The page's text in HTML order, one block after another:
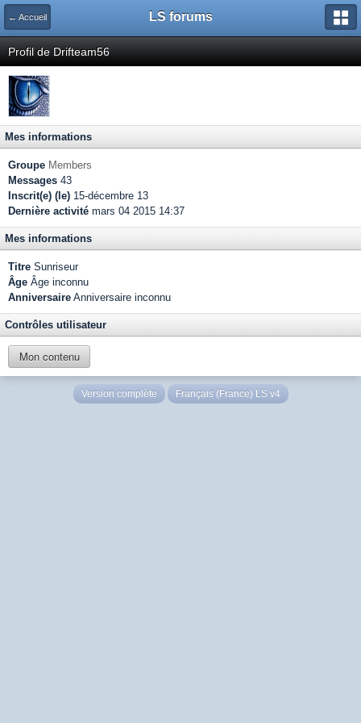
← Accueil LS forums
Profil de Drifteam56
Mes informations
Groupe Members
Messages 43
Inscrit(e) (le) 15-décembre 13
Dernière activité mars 04 2015 14:37
Mes informations
Titre Sunriseur
Âge Âge inconnu
Anniversaire Anniversaire inconnu
Contrôles utilisateur
Mon contenu
Version complète Français (France) LS v4